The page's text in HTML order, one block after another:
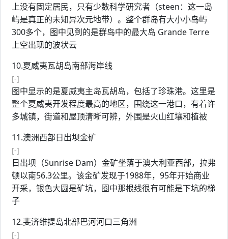
上没有固定居民，只有少数科学研究者（steen：这一岛
屿是真正的未知异次元地带）。整个群岛有大小小岛屿
300多个，图中见到的是群岛中的最大岛 Grande Terre
上空出现的波状云
10.夏威夷瓦胡岛南部海岸线
[-]
图中显示的是夏威夷主岛瓦胡岛，包括了珍珠港。这里是
整个夏威夷开发程度最高的地区，围绕这一港口，有着许
多城镇，街道和屋顶清晰可辨，外围是火山红壤和植被
11.澳洲西部日出坝金矿
[-]
日出坝（Sunrise Dam）金矿坐落于澳大利亚西部，拉弗
顿以南56.3公里。该金矿发现于1988年，95年开始商业
开采，银色大圆是矿坑，圈中那根线很有可能是下坑的梯
子
12.斐济维提岛北部巴河河口三角洲
[-]